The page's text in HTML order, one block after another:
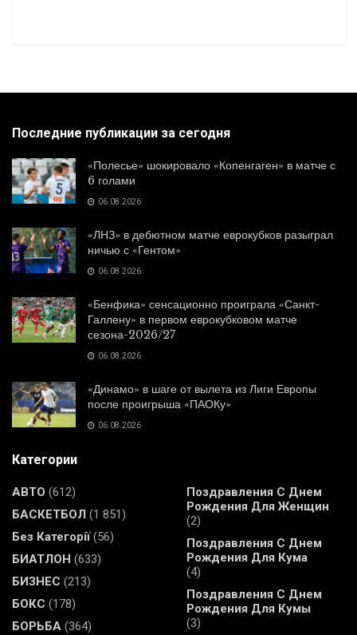
Последние публикации за сегодня
«Полесье» шокировало «Копенгаген» в матче с
6 голами
06.08.2026
«ЛНЗ» в дебютном матче еврокубков разыграл
ничью с «Гентом»
06.08.2026
«Бенфика» сенсационно проиграла «Санкт-
Галлену» в первом еврокубковом матче
сезона-2026/27
06.08.2026
«Динамо» в шаге от вылета из Лиги Европы
после проигрыша «ПАОКу»
06.08.2026
Категории
АВТО (612)
БАСКЕТБОЛ (1 851)
Без Категорії(56)
БИАТЛОН (633)
БИЗНЕС (213)
БОКС (178)
БОРЬБА (364)
Поздравления С Днем
Рождения Для Женщин
(2)
Поздравления С Днем
Рождения Для Кума
(4)
Поздравления С Днем
Рождения Для Кумы
(3)